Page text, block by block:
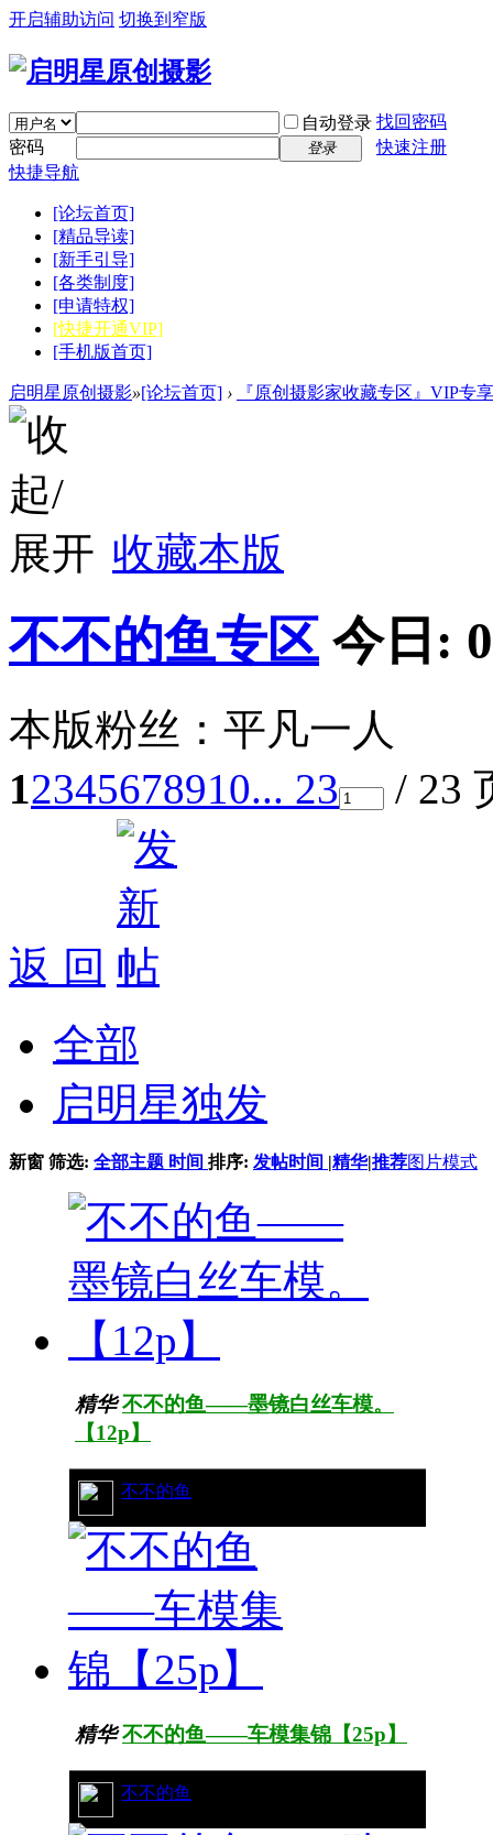
开启辅助访问 切换到窄版
自动登录 找回密码
密码
登录
快速注册
快捷导航
[论坛首页]
[精品导读]
[新手引导]
[各类制度]
[申请特权]
[快捷开通VIP]
[手机版首页]
启明星原创摄影»[论坛首页] › 『原创摄影家收藏专区』VIP专
收藏本版
不不的鱼专区 今日: 0
本版粉丝：平凡一人
12345678910... 23 / 23
返 回
全部
启明星独发
新窗 筛选: 全部主题 时间 排序: 发帖时间 |精华|推荐图片模式
精华 不不的鱼——墨镜白丝车模。
【12p】
不不的鱼
精华 不不的鱼——车模集锦【25p】
不不的鱼